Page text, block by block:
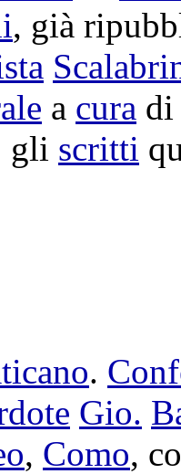
, già
a cura
gli scritti
.
Gio.
, Como,